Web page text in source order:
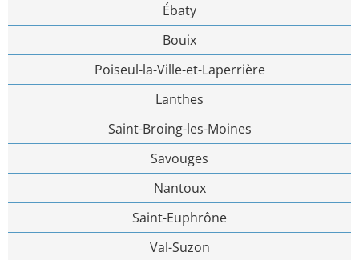
Ébaty
Bouix
Poiseul-la-Ville-et-Laperrière
Lanthes
Saint-Broing-les-Moines
Savouges
Nantoux
Saint-Euphrône
Val-Suzon